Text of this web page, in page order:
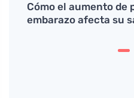
Cómo el aumento de
embarazo afecta su